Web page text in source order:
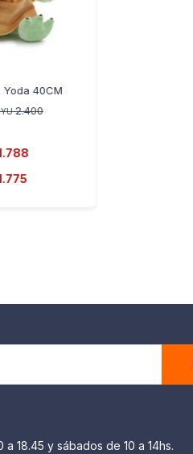
Yoda 40CM
2.400
a 18.45 y sábados de 10 a 14hs.